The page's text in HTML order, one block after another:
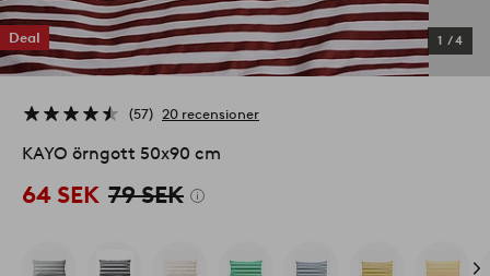
Deal 1 /4
57 20 recensioner
KAYO örngott 50x90 cm
64 SEK 79 SEK